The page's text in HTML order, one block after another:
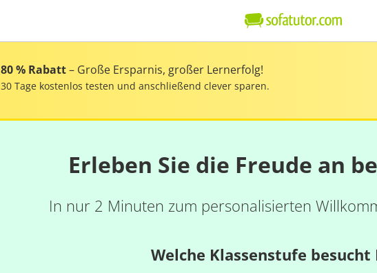
80 % Rabatt– Große Ersparnis, großer Lernerfolg!
30 Tage kostenlos testen und anschließend clever sparen.
Erleben Sie die Freude an
In nur 2 Minuten zum personalisierten
Welche Klassenstufe besucht